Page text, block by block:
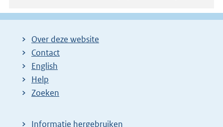
Over deze website
Contact
English
Help
Zoeken
Informatie hergebruiken